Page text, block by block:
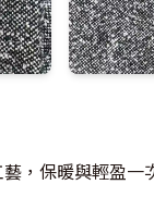
，保暖與輕盈一